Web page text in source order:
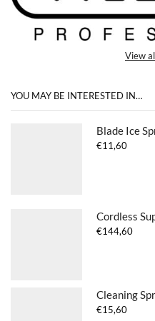
View
YOU MAY BE INTERESTED IN…
Blade Ice
€11,60
Cordless
€144,60
Cleaning
€15,60